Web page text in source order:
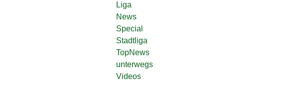
Liga
News
Special
Stadtliga
TopNews
unterwegs
Videos